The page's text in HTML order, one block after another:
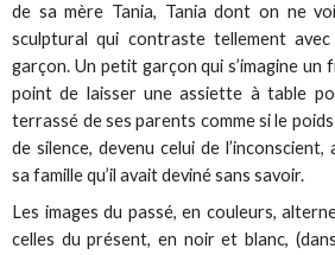
de sa mère Tania, Tania dont on ne
sculptural qui contraste tellement
garçon. Un petit garçon qui s’imagine un
point de laisser une assiette à table
terrassé de ses parents comme si le
de silence, devenu celui de
sa famille qu’il avait deviné sans savoir.
Les images du passé, en couleurs,
celles du présent, en noir et blanc,